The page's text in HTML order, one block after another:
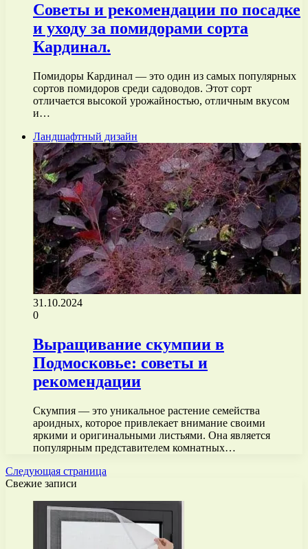
Советы и рекомендации по посадке
и уходу за помидорами сорта
Кардинал.
Помидоры Кардинал — это один из самых популярных
сортов помидоров среди садоводов. Этот сорт
отличается высокой урожайностью, отличным вкусом
и…
Ландшафтный дизайн
31.10.2024
0
Выращивание скумпии в
Подмосковье: советы и
рекомендации
Скумпия — это уникальное растение семейства
ароидных, которое привлекает внимание своими
яркими и оригинальными листьями. Она является
популярным представителем комнатных…
Следующая страница
Свежие записи